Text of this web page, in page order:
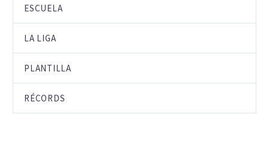
ESCUELA
LA LIGA
PLANTILLA
RÉCORDS